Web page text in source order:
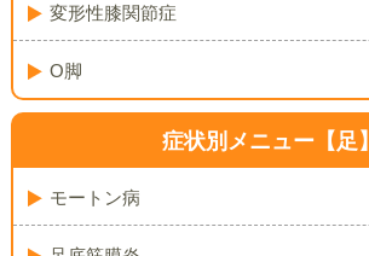
変形性膝関節症
O脚
症状別メニュー【足】
モートン病